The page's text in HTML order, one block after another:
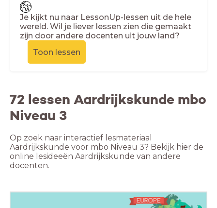
Je kijkt nu naar LessonUp-lessen uit de hele
wereld. Wil je liever lessen zien die gemaakt
zijn door andere docenten uit jouw land?
Toon lessen
72 lessen Aardrijkskunde mbo
Niveau 3
Op zoek naar interactief lesmateriaal
Aardrijkskunde voor mbo Niveau 3? Bekijk hier de
online lesideeën Aardrijkskunde van andere
docenten.